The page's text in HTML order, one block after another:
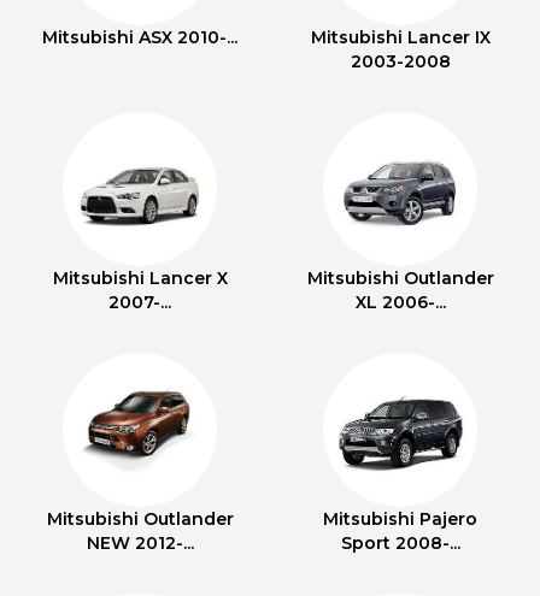
Mitsubishi ASX 2010-...
Mitsubishi Lancer IX
2003-2008
Mitsubishi Lancer X
2007-...
Mitsubishi Outlander
XL 2006-...
Mitsubishi Outlander
NEW 2012-...
Mitsubishi Pajero
Sport 2008-...